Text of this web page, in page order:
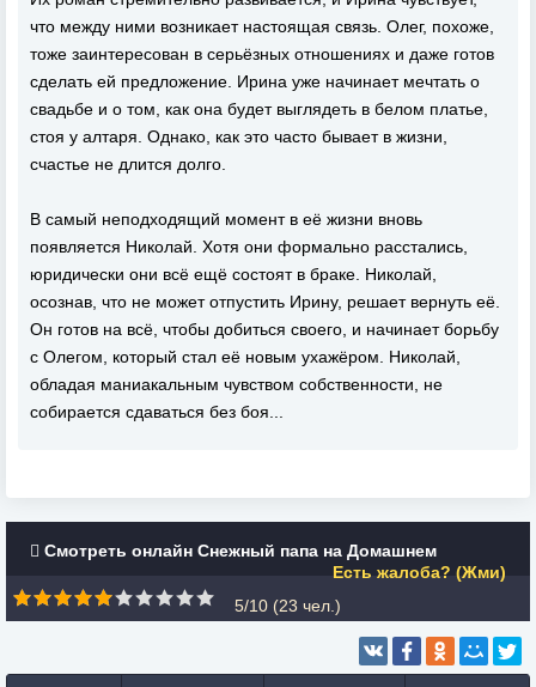
что между ними возникает настоящая связь. Олег, похоже,
тоже заинтересован в серьёзных отношениях и даже готов
сделать ей предложение. Ирина уже начинает мечтать о
свадьбе и о том, как она будет выглядеть в белом платье,
стоя у алтаря. Однако, как это часто бывает в жизни,
счастье не длится долго.
В самый неподходящий момент в её жизни вновь
появляется Николай. Хотя они формально расстались,
юридически они всё ещё состоят в браке. Николай,
осознав, что не может отпустить Ирину, решает вернуть её.
Он готов на всё, чтобы добиться своего, и начинает борьбу
с Олегом, который стал её новым ухажёром. Николай,
обладая маниакальным чувством собственности, не
собирается сдаваться без боя...
Смотреть онлайн Снежный папа на Домашнем
Есть жалоба? (Жми)
5/10 (23 чел.)